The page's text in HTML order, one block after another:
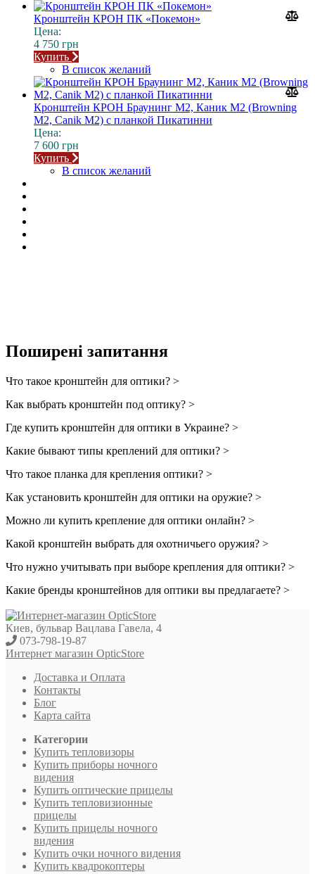
Кронштейн КРОН ПК «Покемон»
Цена:
4 750 грн
Купить
В список желаний
Кронштейн КРОН Браунинг М2, Каник М2 (Browning
M2, Canik M2) с планкой Пикатинни
Цена:
7 600 грн
Купить
В список желаний
Поширені запитання
Что такое кронштейн для оптики? >
Как выбрать кронштейн под оптику? >
Где купить кронштейн для оптики в Украине? >
Какие бывают типы креплений для оптики? >
Что такое планка для крепления оптики? >
Как установить кронштейн для оптики на оружие? >
Можно ли купить крепление для оптики онлайн? >
Какой кронштейн выбрать для охотничьего оружия? >
Что нужно учитывать при выборе крепления для оптики? >
Какие бренды кронштейнов для оптики вы предлагаете? >
Киев, бульвар Вацлава Гавела, 4
073-798-19-87
Интернет магазин OpticStore
Доставка и Оплата
Контакты
Блог
Карта сайта
Категории
Купить тепловизоры
Купить приборы ночного
видения
Купить оптические прицелы
Купить тепловизионные
прицелы
Купить прицелы ночного
видения
Купить очки ночного видения
Купить квадрокоптеры